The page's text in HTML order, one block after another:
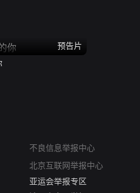
预告片
不良信息举报中心
北京互联网举报中心
亚运会举报专区
涉历史虚无举报